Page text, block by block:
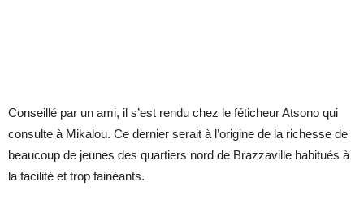
Conseillé par un ami, il s’est rendu chez le féticheur Atsono qui
consulte à Mikalou. Ce dernier serait à l’origine de la richesse de
beaucoup de jeunes des quartiers nord de Brazzaville habitués à
la facilité et trop fainéants.